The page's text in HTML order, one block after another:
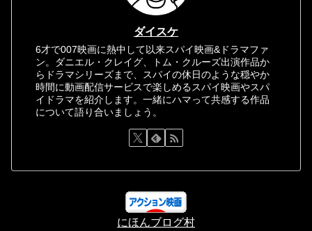
ダイスケ
6才で007映画に熱中して以来スパイ映画&ドラマファ
ン。ダニエル・クレイグ、トム・クルーズ出演作品か
らドラマシリーズまで、スパイの休日のような穏やか
時間に動画配信サービスで楽しめるスパイ映画やスパ
イドラマを紹介します。一緒にハマって共感する作品
について語り合いましょう。
にほんブログ村